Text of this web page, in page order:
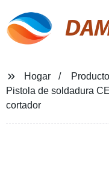
Hogar
Pistola de soldadura
cortador